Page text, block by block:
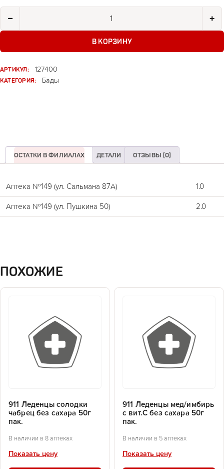
− +
В КОРЗИНУ
АРТИКУЛ:
127400
КАТЕГОРИЯ:
Бады
ОСТАТКИ В ФИЛИАЛАХ ДЕТАЛИ ОТЗЫВЫ (0)
Аптека №149 (ул. Сальмана 87А) 1.0
Аптека №149 (ул. Пушкина 50) 2.0
ПОХОЖИЕ
911 Леденцы солодки
чабрец без сахара 50г
пак.
В наличии в 8 аптеках
Показать цену
911 Леденцы мед/имбирь
с вит.С без сахара 50г
пак.
В наличии в 5 аптеках
Показать цену